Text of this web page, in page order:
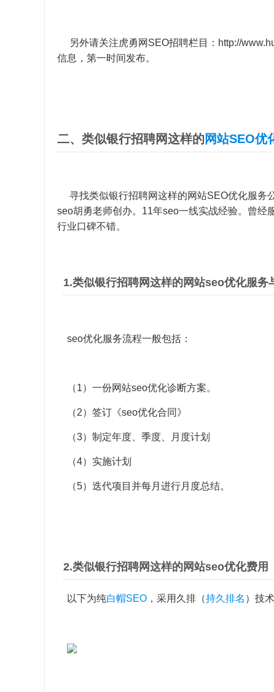
另外请关注虎勇网SEO招聘栏目： http://
信息，第一时间发布。
二、类似银行招聘网这样的 网站SEO优
寻找类似银行招聘网这样的网站SEO优化服务
seo胡勇老师创办。11年seo一线实战经验。曾经
行业口碑不错。
1.类似银行招聘网这样的网站seo优化服务
seo优化服务流程一般包括：
（1）一份网站seo优化诊断方案。
（2）签订《seo优化合同》
（3）制定年度、季度、月度计划
（4）实施计划
（5）迭代项目并每月进行月度总结。
2.类似银行招聘网这样的网站seo优化费用
以下为纯白帽SEO ，采用久排（持久排名 ）技术